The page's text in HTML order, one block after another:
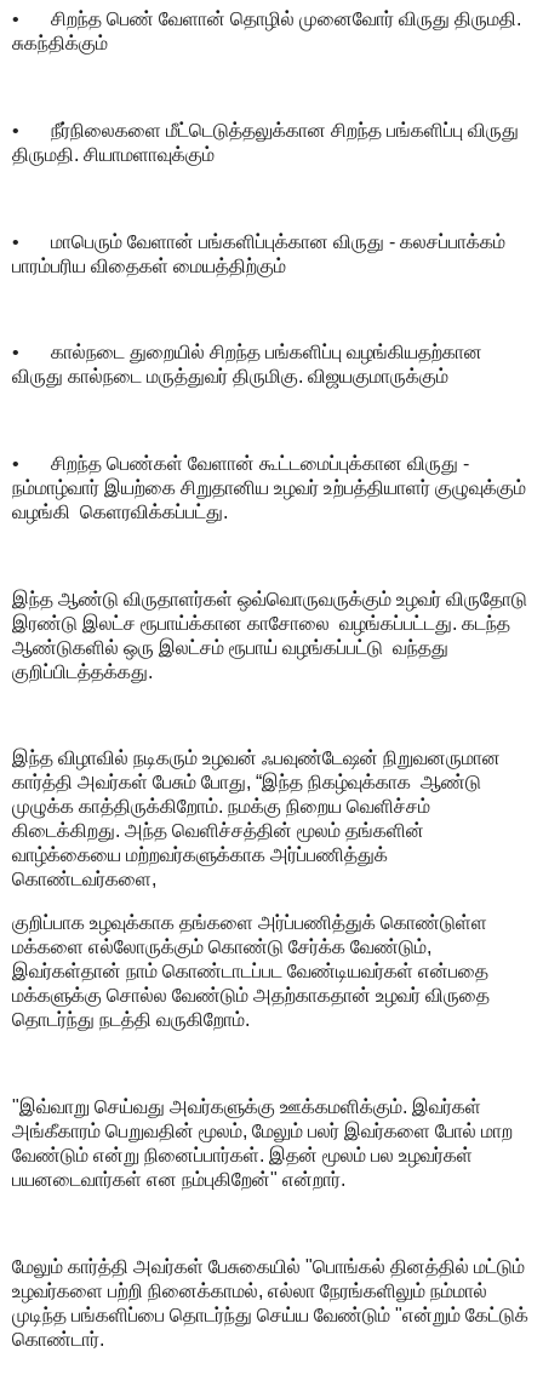
•
சிறந்த பெண் வேளான் தொழில் முனைவோர் விருது திருமதி.
சுகந்திக்கும்
•
நீர்நிலைகளை மீட்டெடுத்தலுக்கான சிறந்த பங்களிப்பு விருது
திருமதி. சியாமளாவுக்கும்
•
மாபெரும் வேளான் பங்களிப்புக்கான விருது - கலசப்பாக்கம்
பாரம்பரிய விதைகள் மையத்திற்கும்
•
கால்நடை துறையில் சிறந்த பங்களிப்பு வழங்கியதற்கான
விருது கால்நடை மருத்துவர் திருமிகு. விஜயகுமாருக்கும்
•
சிறந்த பெண்கள் வேளான் கூட்டமைப்புக்கான விருது -
நம்மாழ்வார் இயற்கை சிறுதானிய உழவர் உற்பத்தியாளர் குழுவுக்கும்
வழங்கி கெளரவிக்கப்பட்து.
இந்த ஆண்டு விருதாளர்கள் ஒவ்வொருவருக்கும் உழவர் விருதோடு
இரண்டு இலட்ச ரூபாய்க்கான காசோலை வழங்கப்பட்டது. கடந்த
ஆண்டுகளில் ஒரு இலட்சம் ரூபாய் வழங்கப்பட்டு வந்தது
குறிப்பிடத்தக்கது.
இந்த விழாவில் நடிகரும் உழவன் ஃபவுண்டேஷன் நிறுவனருமான
கார்த்தி அவர்கள் பேசும் போது, “இந்த நிகழ்வுக்காக ஆண்டு
முழுக்க காத்திருக்கிறோம். நமக்கு நிறைய வெளிச்சம்
கிடைக்கிறது. அந்த வெளிச்சத்தின் மூலம் தங்களின்
வாழ்க்கையை மற்றவர்களுக்காக அர்ப்பணித்துக்
கொண்டவர்களை,
குறிப்பாக உழவுக்காக தங்களை அர்ப்பணித்துக் கொண்டுள்ள
மக்களை எல்லோருக்கும் கொண்டு சேர்க்க வேண்டும்,
இவர்கள்தான் நாம் கொண்டாடப்பட வேண்டியவர்கள் என்பதை
மக்களுக்கு சொல்ல வேண்டும் அதற்காகதான் உழவர் விருதை
தொடர்ந்து நடத்தி வருகிறோம்.
"இவ்வாறு செய்வது அவர்களுக்கு ஊக்கமளிக்கும். இவர்கள்
அங்கீகாரம் பெறுவதின் மூலம், மேலும் பலர் இவர்களை போல் மாற
வேண்டும் என்று நினைப்பார்கள். இதன் மூலம் பல உழவர்கள்
பயனடைவார்கள் என நம்புகிறேன்" என்றார்.
மேலும் கார்த்தி அவர்கள் பேசுகையில் "பொங்கல் தினத்தில் மட்டும்
உழவர்களை பற்றி நினைக்காமல், எல்லா நேரங்களிலும் நம்மால்
முடிந்த பங்களிப்பை தொடர்ந்து செய்ய வேண்டும் "என்றும் கேட்டுக்
கொண்டார்.